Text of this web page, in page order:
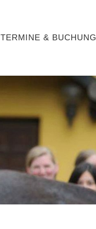
TERMINE & BUCHUNG